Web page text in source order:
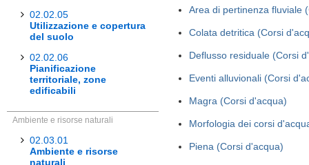
02.02.05
Utilizzazione e copertura
del suolo
02.02.06
Pianificazione
territoriale, zone
edificabili
Ambiente e risorse naturali
02.03.01
Ambiente e risorse
naturali
Area di pertinenza fluviale
Colata detritica (Corsi
Deflusso residuale (Corsi
Eventi alluvionali (Corsi
Magra (Corsi d'acqua)
Morfologia dei corsi
Piena (Corsi d'acqua)